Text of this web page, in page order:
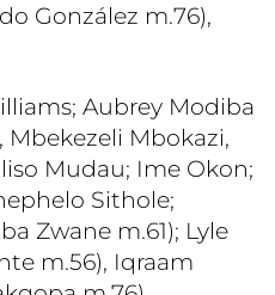
González m.76),
Aubrey Modiba
Mbekezeli Mbokazi,
Mudau; Ime Okon;
Sithole;
Zwane m.61); Lyle
m.56), Iqraam